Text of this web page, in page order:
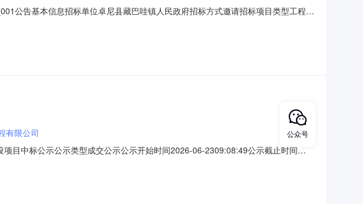
公告基本信息招标单位卓尼县藏巴哇镇人民政府招标方式邀请招标项目类型工程类
投标法》、《甘肃省招标投标条例》《必须招标的工程项目规定》（国家发展和
有限公司
目中标公示公示类型成交公示公示开始时间2026-06-2309:08:49公示截止时间
目编号：GC_004688_001二、招标预算：1.001标段：1784
公众号